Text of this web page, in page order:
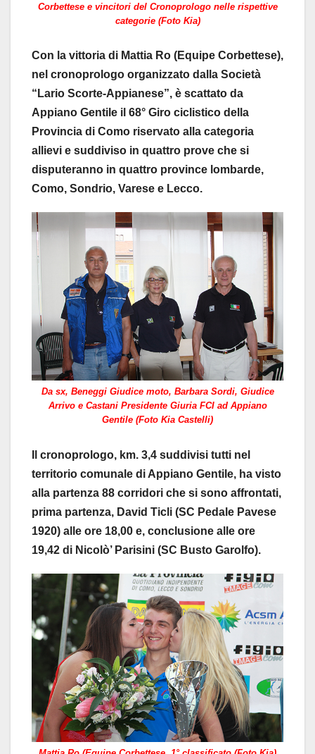
Corbettese e vincitori del Cronoprologo nelle rispettive
categorie (Foto Kia)
Con la vittoria di Mattia Ro (Equipe Corbettese),
nel cronoprologo organizzato dalla Società
“Lario Scorte-Appianese”, è scattato da
Appiano Gentile il 68° Giro ciclistico della
Provincia di Como riservato alla categoria
allievi e suddiviso in quattro prove che si
disputeranno in quattro province lombarde,
Como, Sondrio, Varese e Lecco.
Da sx, Beneggi Giudice moto, Barbara Sordi, Giudice
Arrivo e Castani Presidente Giuria FCI ad Appiano
Gentile (Foto Kia Castelli)
Il cronoprologo, km. 3,4 suddivisi tutti nel
territorio comunale di Appiano Gentile, ha visto
alla partenza 88 corridori che si sono affrontati,
prima partenza, David Ticli (SC Pedale Pavese
1920) alle ore 18,00 e, conclusione alle ore
19,42 di Nicolò’ Parisini (SC Busto Garolfo).